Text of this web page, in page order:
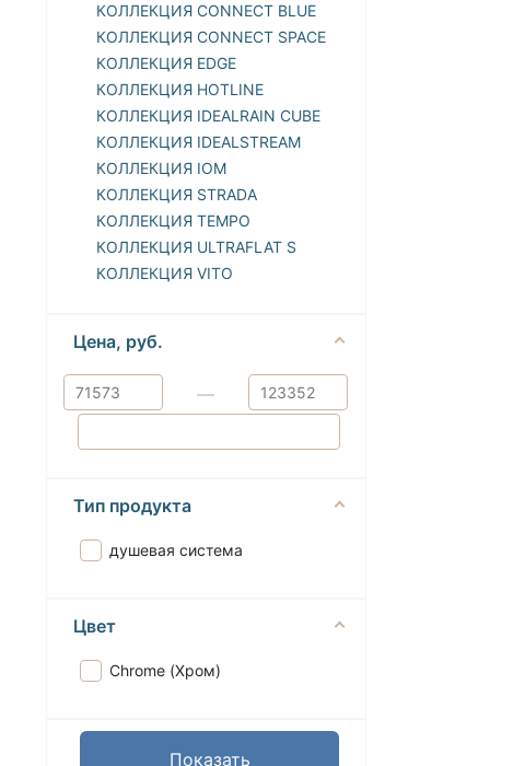
КОЛЛЕКЦИЯ CONNECT BLUE
КОЛЛЕКЦИЯ CONNECT SPACE
КОЛЛЕКЦИЯ EDGE
КОЛЛЕКЦИЯ HOTLINE
КОЛЛЕКЦИЯ IDEALRAIN CUBE
КОЛЛЕКЦИЯ IDEALSTREAM
КОЛЛЕКЦИЯ IOM
КОЛЛЕКЦИЯ STRADA
КОЛЛЕКЦИЯ TEMPO
КОЛЛЕКЦИЯ ULTRAFLAT S
КОЛЛЕКЦИЯ VITO
Цена, руб.
—
Тип продукта
душевая система
Цвет
Chrome (Хром)